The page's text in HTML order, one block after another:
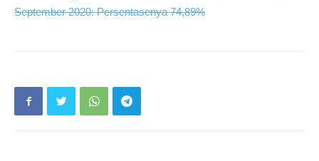
September 2020: Persentasenya 74,89%